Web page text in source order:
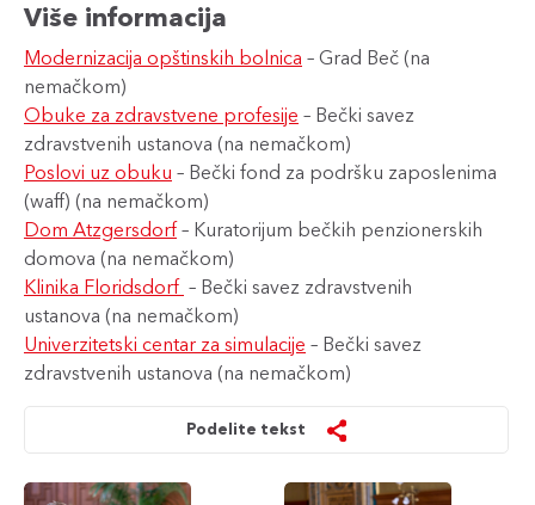
Više informacija
Modernizacija opštinskih bolnica – Grad Beč (na
nemačkom)
Obuke za zdravstvene profesije – Bečki savez
zdravstvenih ustanova (na nemačkom)​​​​​​​
Poslovi uz obuku – Bečki fond za podršku zaposlenima
(waff) (na nemačkom)​​​​​​​
Dom Atzgersdorf– Kuratorijum bečkih penzionerskih
domova (na nemačkom)​​​​​​​
Klinika Floridsdorf – Bečki savez zdravstvenih
ustanova (na nemačkom)​​​​​​​
Univerzitetski centar za simulacije – Bečki savez
zdravstvenih ustanova (na nemačkom)
Podelite tekst
Sekretar
Sekretar